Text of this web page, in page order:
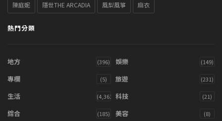
陳庭妮 隱世THE ARCADIA 風梨風箏 麻衣
熱門分類
地方 (396) 娛樂 (149)
專欄 (5) 旅遊 (231)
生活 (4,361) 科技 (21)
綜合 (185) 美容 (8)